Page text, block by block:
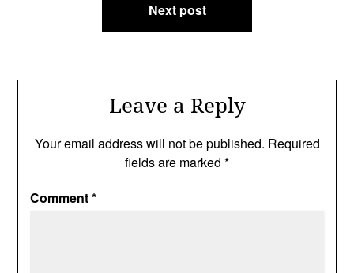
Next post
Leave a Reply
Your email address will not be published. Required
fields are marked *
Comment*